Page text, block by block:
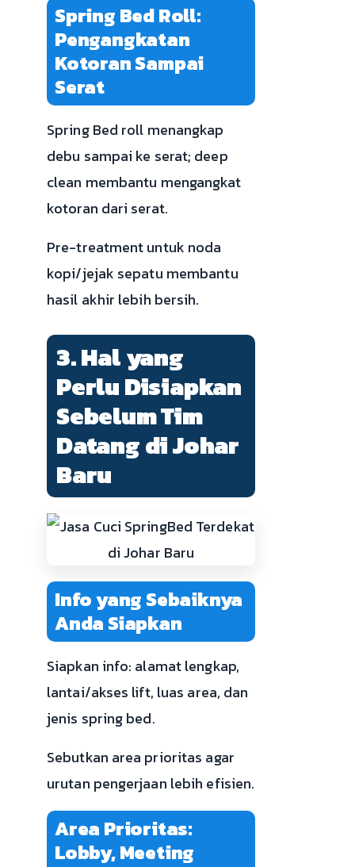
Spring Bed Roll:
Pengangkatan
Kotoran Sampai
Serat
Spring Bed roll menangkap
debu sampai ke serat; deep
clean membantu mengangkat
kotoran dari serat.
Pre-treatment untuk noda
kopi/jejak sepatu membantu
hasil akhir lebih bersih.
3. Hal yang
Perlu Disiapkan
Sebelum Tim
Datang di Johar
Baru
Info yang Sebaiknya
Anda Siapkan
Siapkan info: alamat lengkap,
lantai/akses lift, luas area, dan
jenis spring bed.
Sebutkan area prioritas agar
urutan pengerjaan lebih efisien.
Area Prioritas:
Lobby, Meeting